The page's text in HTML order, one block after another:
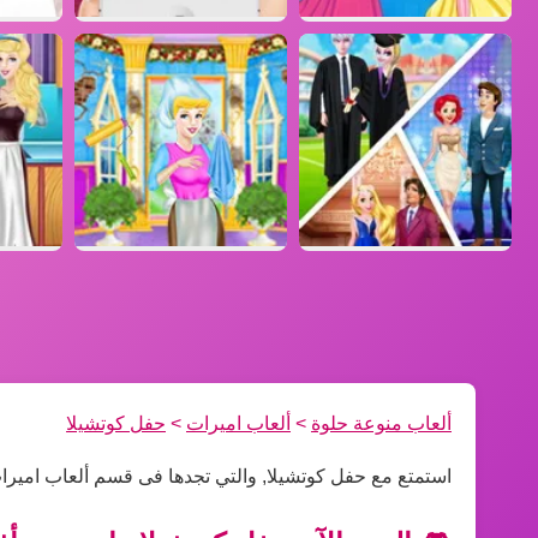
ألعاب منوعة حلوة > ألعاب اميرات > حفل كوتشيلا
استمتع مع حفل كوتشيلا, والتي تجدها فى قسم ألعاب